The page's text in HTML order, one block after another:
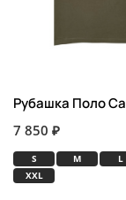
Рубашка Поло
7 850 ₽
S M L
XXL